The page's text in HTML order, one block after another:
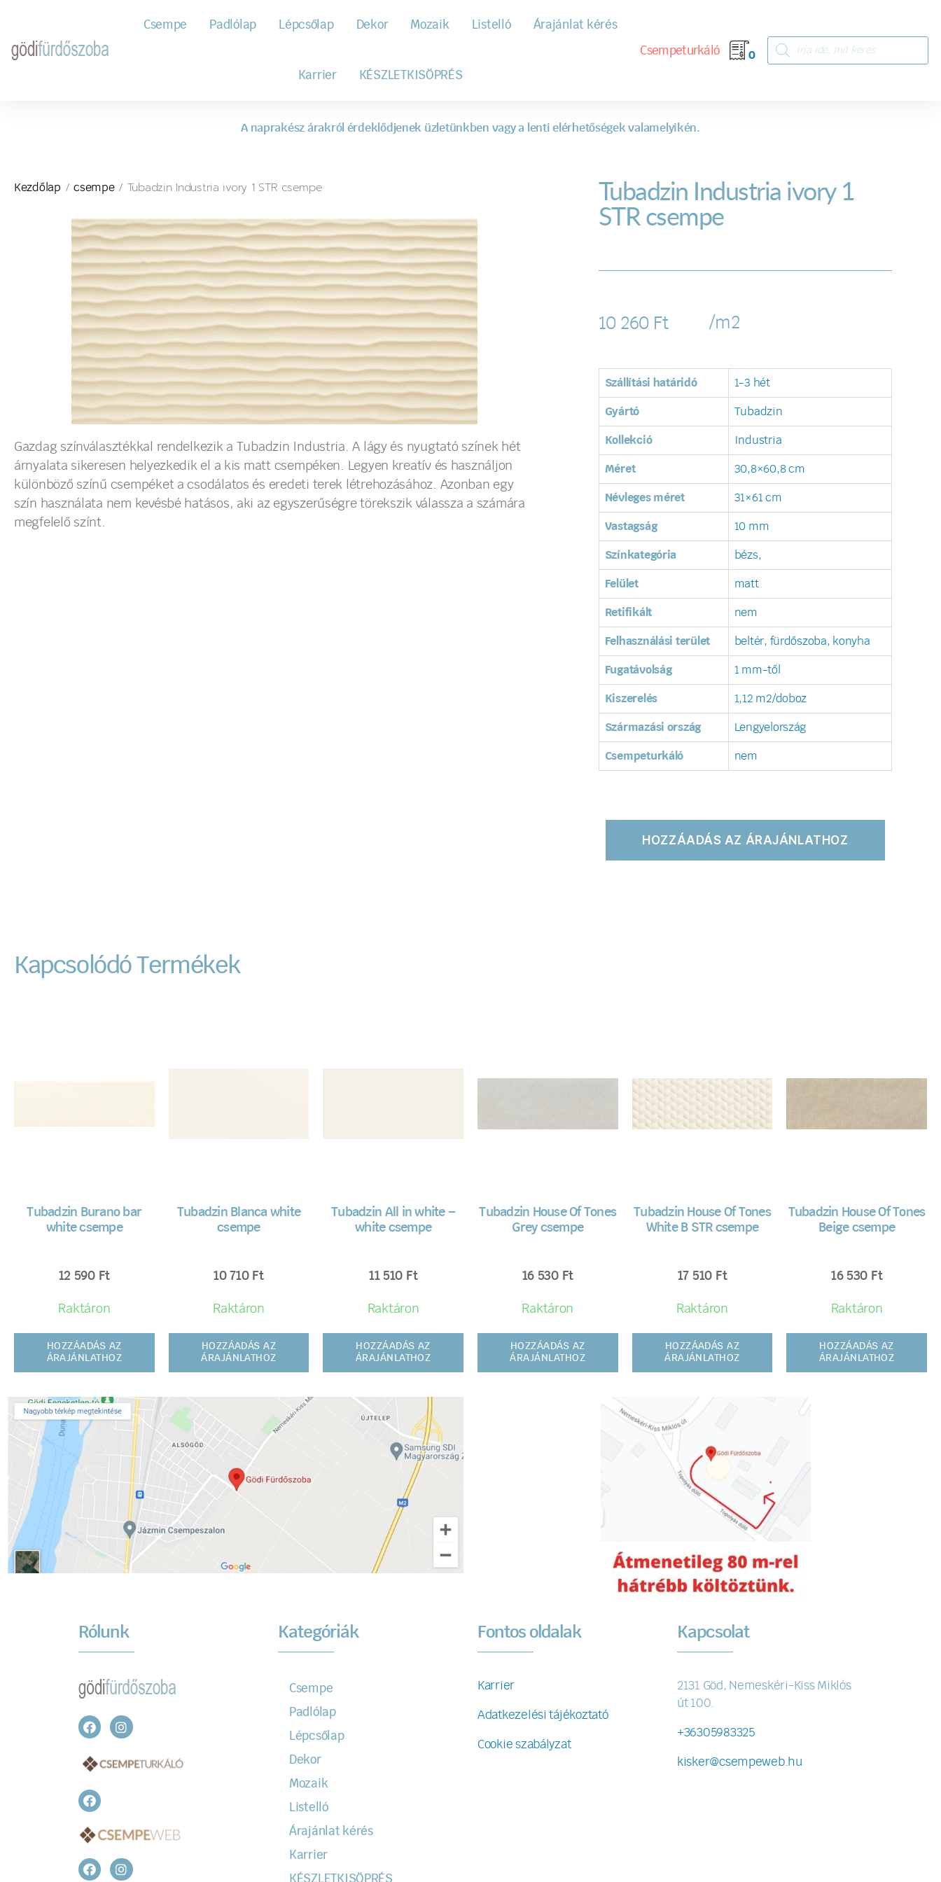
Csempe Padlólap Lépcsőlap Dekor Mozaik Listelló Árajánlat kérés
Karrier KÉSZLETKISÖPRÉS
Csempeturkáló 0
A naprakész árakról érdeklődjenek üzletünkben vagy a lenti elérhetőségek valamelyikén.
Kezdőlap /csempe/ Tubadzin Industria ivory 1 STR csempe
Gazdag színválasztékkal rendelkezik a Tubadzin Industria. A lágy és nyugtató színek hét
árnyalata sikeresen helyezkedik el a kis matt csempéken. Legyen kreatív és használjon
különböző színű csempéket a csodálatos és eredeti terek létrehozásához. Azonban egy
szín használata nem kevésbé hatásos, aki az egyszerűségre törekszik válassza a számára
megfelelő színt.
Tubadzin Industria ivory 1
STR csempe
10 260 Ft /m2
Szállítási határidó 1-3 hét
Gyártó Tubadzin
Kollekció Industria
Méret 30,8×60,8 cm
Névleges méret 31×61 cm
Vastagság 10 mm
Színkategória bézs,
Felület matt
Retifikált nem
Felhasználási terület beltér, fürdőszoba, konyha
Fugatávolság 1 mm-től
Kiszerelés 1,12 m2/doboz
Származási ország Lengyelország
Csempeturkáló nem
HOZZÁADÁS AZ ÁRAJÁNLATHOZ
Kapcsolódó Termékek
Tubadzin Burano bar
white csempe
12 590 Ft
Raktáron
HOZZÁADÁS AZ
ÁRAJÁNLATHOZ
Tubadzin Blanca white
csempe
10 710 Ft
Raktáron
HOZZÁADÁS AZ
ÁRAJÁNLATHOZ
Tubadzin All in white –
white csempe
11 510 Ft
Raktáron
HOZZÁADÁS AZ
ÁRAJÁNLATHOZ
Tubadzin House Of Tones
Grey csempe
16 530 Ft
Raktáron
HOZZÁADÁS AZ
ÁRAJÁNLATHOZ
Tubadzin House Of Tones
White B STR csempe
17 510 Ft
Raktáron
HOZZÁADÁS AZ
ÁRAJÁNLATHOZ
Tubadzin House Of Tones
Beige csempe
16 530 Ft
Raktáron
HOZZÁADÁS AZ
ÁRAJÁNLATHOZ
Rólunk Kategóriák
Csempe
Padlólap
Lépcsőlap
Dekor
Mozaik
Listelló
Árajánlat kérés
Karrier
KÉSZLETKISÖPRÉS
Fontos oldalak
Karrier
Adatkezelési tájékoztató
Cookie szabályzat
Kapcsolat
2131 Göd, Nemeskéri-Kiss Miklós
út 100.
+36305983325
kisker@csempeweb.hu